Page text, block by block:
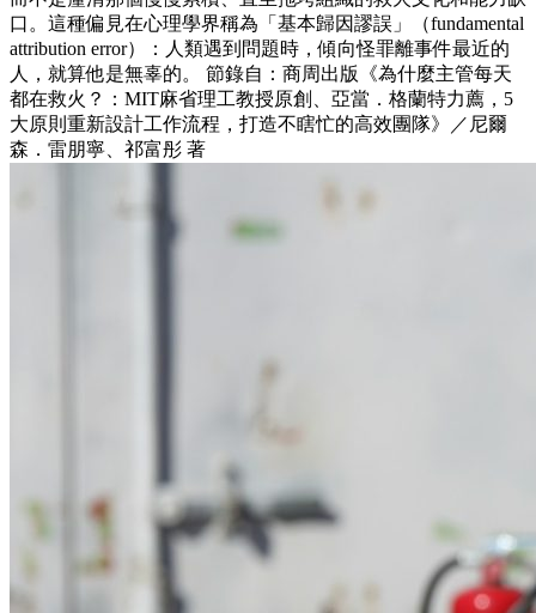
口。這種偏見在心理學界稱為「基本歸因謬誤」（fundamental
attribution error）：人類遇到問題時，傾向怪罪離事件最近的
人，就算他是無辜的。 節錄自：商周出版《為什麼主管每天
都在救火？：MIT麻省理工教授原創、亞當．格蘭特力薦，5
大原則重新設計工作流程，打造不瞎忙的高效團隊》／尼爾
森．雷朋寧、祁富彤 著